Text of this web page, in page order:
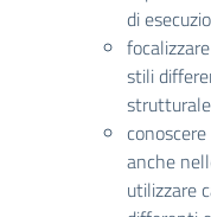
di
stili
anche
utilizzare